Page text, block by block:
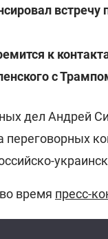
к
с
дел Андрей
переговорных
время пресс-